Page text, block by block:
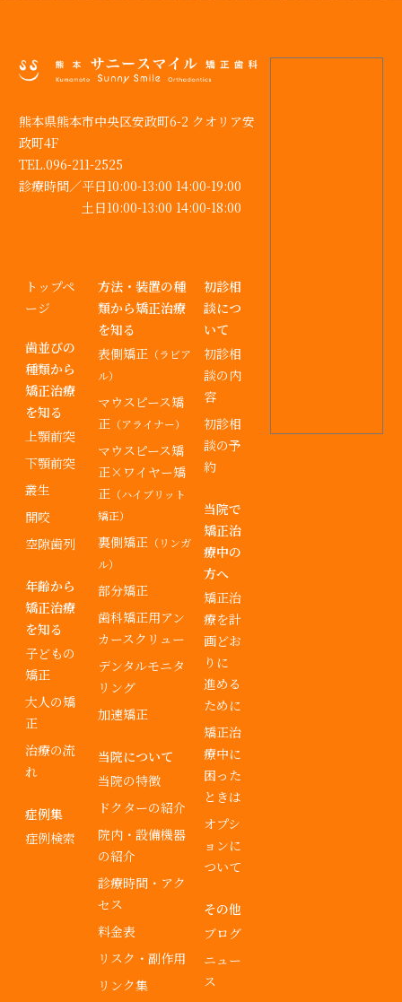
熊本県熊本市中央区安政町6-2 クオリア安
政町4F
TEL.096-211-2525
診療時間／平⽇10:00-13:00 14:00-19:00
⼟⽇10:00-13:00 14:00-18:00
トップペ
ージ
歯並びの
種類から
矯正治療
を知る
上顎前突
下顎前突
叢生
開咬
空隙歯列
年齢から
矯正治療
を知る
子どもの
矯正
大人の矯
正
治療の流
れ
症例集
症例検索
方法・装置の種
類から矯正治療
を知る
表側矯正 （ラビア
ル）
マウスピース矯
正 （アライナー）
マウスピース矯
正×ワイヤー矯
正 （ハイブリット
矯正）
裏側矯正 （リンガ
ル）
部分矯正
歯科矯正用アン
カースクリュー
デンタルモニタ
リング
加速矯正
当院について
当院の特徴
ドクターの紹介
院内・設備機器
の紹介
診療時間・アク
セス
料金表
リスク・副作用
リンク集
初診相
談につ
いて
初診相
談の内
容
初診相
談の予
約
当院で
矯正治
療中の
方へ
矯正治
療を計
画どお
りに
進める
ために
矯正治
療中に
困った
ときは
オプシ
ョンに
ついて
その他
ブログ
ニュー
ス